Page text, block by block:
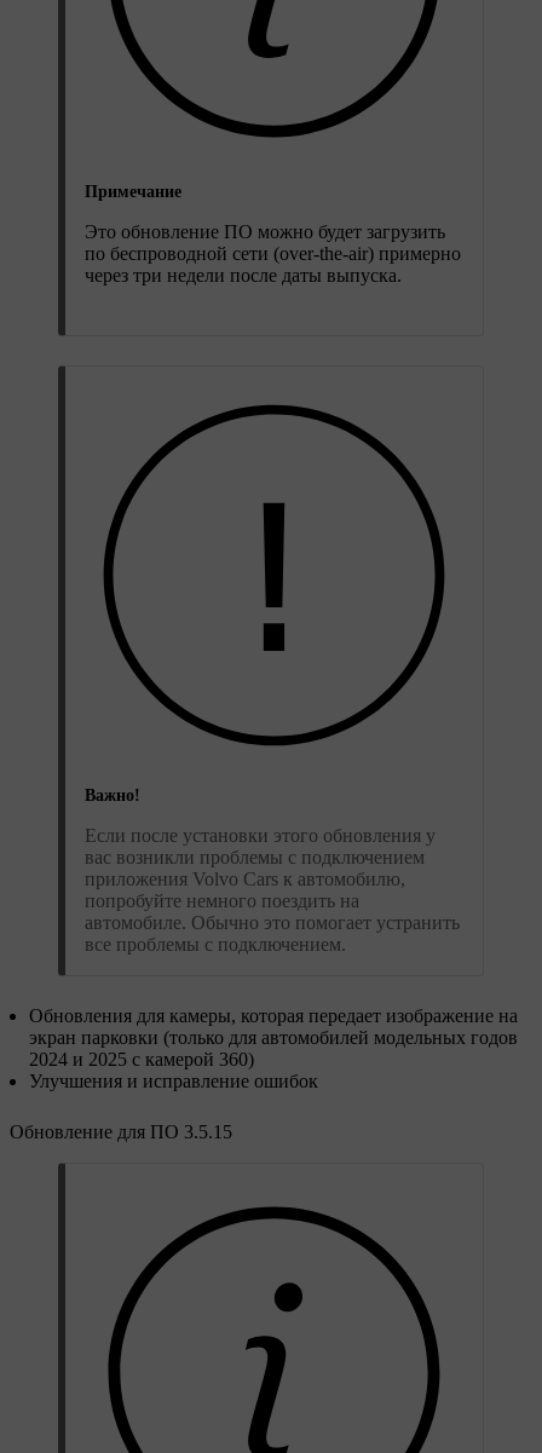
Примечание
Это обновление ПО можно будет загрузить
по беспроводной сети (over-the-air) примерно
через три недели после даты выпуска.
Важно!
Если после установки этого обновления у
вас возникли проблемы с подключением
приложения Volvo Cars к автомобилю,
попробуйте немного поездить на
автомобиле. Обычно это помогает устранить
все проблемы с подключением.
Обновления для камеры, которая передает изображение на
экран парковки (только для автомобилей модельных годов
2024 и 2025 с камерой 360)
Улучшения и исправление ошибок
Обновление для ПО 3.5.15